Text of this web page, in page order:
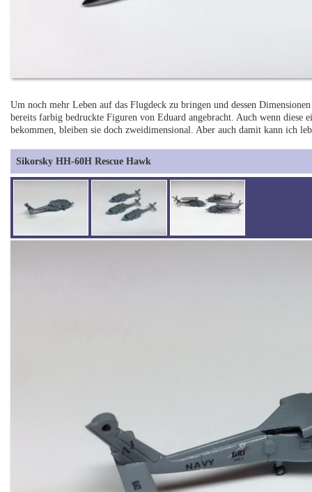
Um noch mehr Leben auf das Flugdeck zu bringen und dessen
bereits farbig bedruckte Figuren von Eduard angebracht. Auch wenn diese
bekommen, bleiben sie doch zweidimensional. Aber auch damit kann ich
Sikorsky HH-60H Rescue Hawk